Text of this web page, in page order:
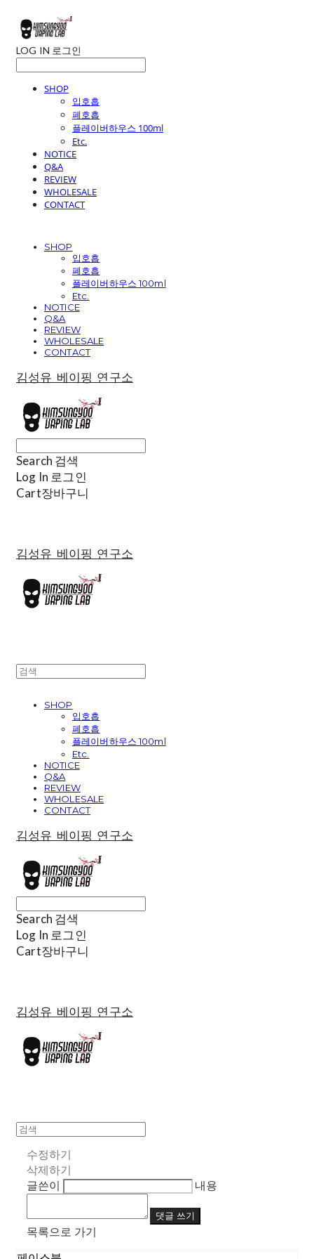
LOG IN 로그인
SHOP
입호흡
폐호흡
플레이버하우스 100ml
Etc.
NOTICE
Q&A
REVIEW
WHOLESALE
CONTACT
SHOP
입호흡
폐호흡
플레이버하우스 100ml
Etc.
NOTICE
Q&A
REVIEW
WHOLESALE
CONTACT
김성유 베이핑 연구소
Search 검색
Log In 로그인
Cart장바구니
김성유 베이핑 연구소
SHOP
입호흡
폐호흡
플레이버하우스 100ml
Etc.
NOTICE
Q&A
REVIEW
WHOLESALE
CONTACT
김성유 베이핑 연구소
Search 검색
Log In 로그인
Cart장바구니
김성유 베이핑 연구소
수정하기
삭제하기
글쓴이
내용
댓글 쓰기
목록으로 가기